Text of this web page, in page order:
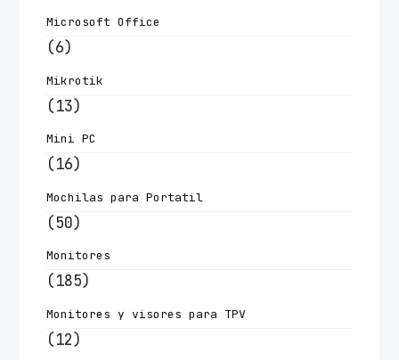
Microsoft Office
(6)
Mikrotik
(13)
Mini PC
(16)
Mochilas para Portatil
(50)
Monitores
(185)
Monitores y visores para TPV
(12)